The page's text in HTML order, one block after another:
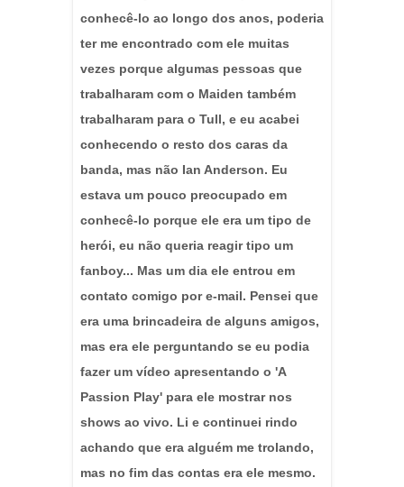
conhecê-lo ao longo dos anos, poderia
ter me encontrado com ele muitas
vezes porque algumas pessoas que
trabalharam com o Maiden também
trabalharam para o Tull, e eu acabei
conhecendo o resto dos caras da
banda, mas não Ian Anderson. Eu
estava um pouco preocupado em
conhecê-lo porque ele era um tipo de
herói, eu não queria reagir tipo um
fanboy... Mas um dia ele entrou em
contato comigo por e-mail. Pensei que
era uma brincadeira de alguns amigos,
mas era ele perguntando se eu podia
fazer um vídeo apresentando o 'A
Passion Play' para ele mostrar nos
shows ao vivo. Li e continuei rindo
achando que era alguém me trolando,
mas no fim das contas era ele mesmo.